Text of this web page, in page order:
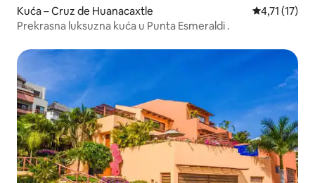
Kuća – Cruz de Huanacaxtle Prosječna
4,71 (17)
Prekrasna luksuzna kuća u Punta Esmeraldi .